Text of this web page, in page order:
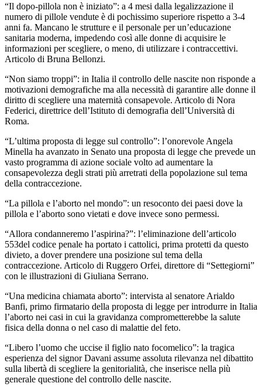
“Il dopo-pillola non è iniziato”: a 4 mesi dalla legalizzazione il
numero di pillole vendute è di pochissimo superiore rispetto a 3-4
anni fa. Mancano le strutture e il personale per un’educazione
sanitaria moderna, impedendo così alle donne di acquisire le
informazioni per scegliere, o meno, di utilizzare i contraccettivi.
Articolo di Bruna Bellonzi.
“Non siamo troppi”: in Italia il controllo delle nascite non risponde a
motivazioni demografiche ma alla necessità di garantire alle donne il
diritto di scegliere una maternità consapevole. Articolo di Nora
Federici, direttrice dell’Istituto di demografia dell’Università di
Roma.
“L’ultima proposta di legge sul controllo”: l’onorevole Angela
Minella ha avanzato in Senato una proposta di legge che prevede un
vasto programma di azione sociale volto ad aumentare la
consapevolezza degli strati più arretrati della popolazione sul tema
della contraccezione.
“La pillola e l’aborto nel mondo”: un resoconto dei paesi dove la
pillola e l’aborto sono vietati e dove invece sono permessi.
“Allora condanneremo l’aspirina?”: l’eliminazione dell’articolo
553del codice penale ha portato i cattolici, prima protetti da questo
divieto, a dover prendere una posizione sul tema della
contraccezione. Articolo di Ruggero Orfei, direttore di “Settegiorni”
con le illustrazioni di Giuliana Serrano.
“Una medicina chiamata aborto”: intervista al senatore Arialdo
Banfi, primo firmatario della proposta di legge per introdurre in Italia
l’aborto nei casi in cui la gravidanza comprometterebbe la salute
fisica della donna o nel caso di malattie del feto.
“Libero l’uomo che uccise il figlio nato focomelico”: la tragica
esperienza del signor Davani assume assoluta rilevanza nel dibattito
sulla libertà di scegliere la genitorialità, che inserisce nella più
generale questione del controllo delle nascite.